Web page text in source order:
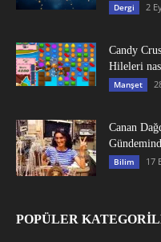
Dergi 2
Candy
Hileleri
Manşet
Canan
Bilim 17
POPÜLER